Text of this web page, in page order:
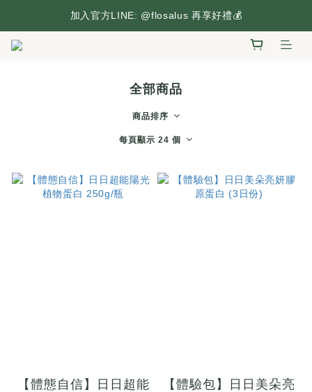
台灣本島滿2,500元享免運，搶先逛逛🛒
加入官方LINE: @flosalus 再享好禮💰
全部商品
商品排序
每頁顯示 24 個
【體態自信】日日超能
【體驗包】日日美朵亮